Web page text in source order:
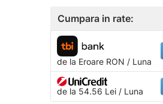
Cumpara in rate:
de la EroareRON / Luna
de la 54.56 Lei / Luna